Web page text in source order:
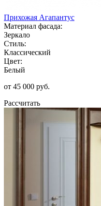
Прихожая Агапантус
Материал фасада:
Зеркало
Стиль:
Классический
Цвет:
Белый
от 45 000 руб.
Рассчитать